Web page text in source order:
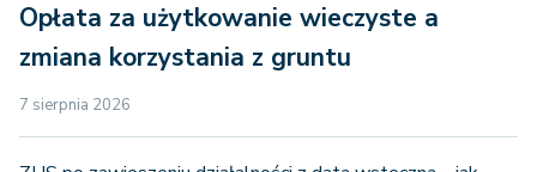
Opłata za użytkowanie wieczyste a
zmiana korzystania z gruntu
7 sierpnia 2026